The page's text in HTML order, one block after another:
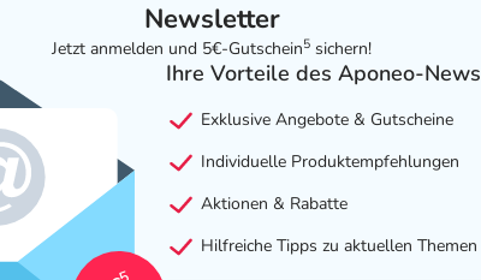
Newsletter
Jetzt anmelden und 5€-Gutschein5 sichern!
Ihre Vorteile des Aponeo-
Exklusive Angebote & Gutscheine
Individuelle Produktempfehlungen
Aktionen & Rabatte
Hilfreiche Tipps zu aktuellen Themen